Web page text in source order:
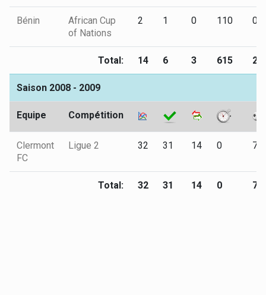
Bénin
African Cup
of Nations
2 1 0 110 0
Total: 14 6 3 615 2
Saison 2008 - 2009
Equipe Compétition
Clermont
FC
Ligue 2 32 31 14 0 7
Total: 32 31 14 0 7